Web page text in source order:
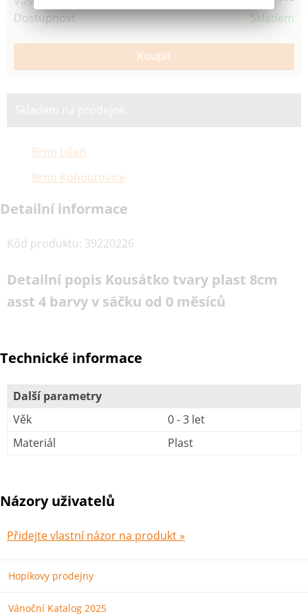
Dostupnost Skladem
Brno Líšeň
Brno Kohoutovice
Detailní informace
Kód produktu: 39220226
Detailní popis Kousátko tvary plast 8cm
asst 4 barvy v sáčku od 0 měsíců
Technické informace
Další parametry
Věk
0 - 3 let
Materiál
Plast
Názory uživatelů
Přidejte vlastní názor na produkt »
Hopíkovy prodejny
Vánoční Katalog 2025